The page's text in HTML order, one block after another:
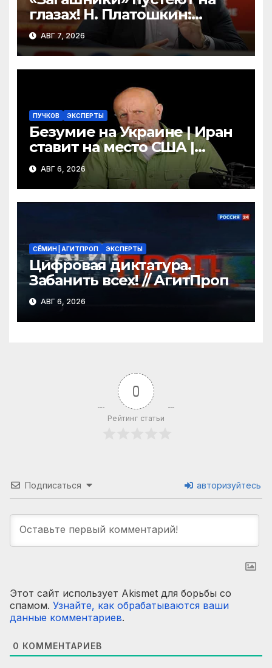
глазах! Н. Платошкин:
посмотрите, что власть
скрывает за красивыми
отчётами!
АВГ 7, 2026
ПУЧКОВ ЭКСПЕРТЫ
Безумие на Украине | Иран
ставит на место США |
Фильм «Одиссея»
шокировал Гомера | Гоблин
АВГ 6, 2026
СЁМИН | АГИТПРОП ЭКСПЕРТЫ
Цифровая диктатура.
Забанить всех! // АгитПроп
АВГ 6, 2026
0
Рейтинг статьи
Подписаться авторизуйтесь
Этот сайт использует Akismet для борьбы со
спамом. Узнайте, как обрабатываются ваши
данные комментариев.
0 КОММЕНТАРИЕВ